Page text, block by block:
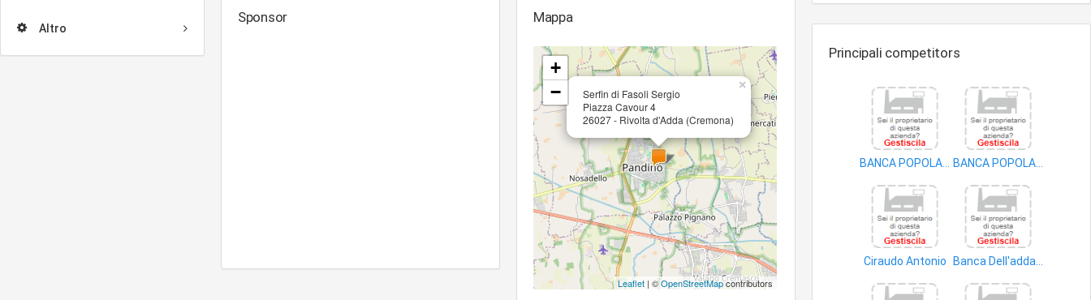
Altro
Sponsor Mappa
Serfin di Fasoli Sergio
Piazza Cavour 4
26027 - Rivolta d'Adda (Cremona)
×
+
−
Leaflet | ©OpenStreetMapcontributors
Principali competitors
BANCA POPOLARE DI MILANO SOC COOP A RL
BANCA POPOLARE DI SONDRIO
Ciraudo Antonio